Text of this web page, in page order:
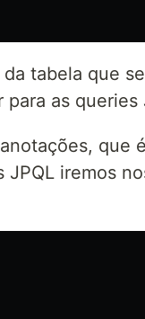
tabela que
as queries
que
iremos